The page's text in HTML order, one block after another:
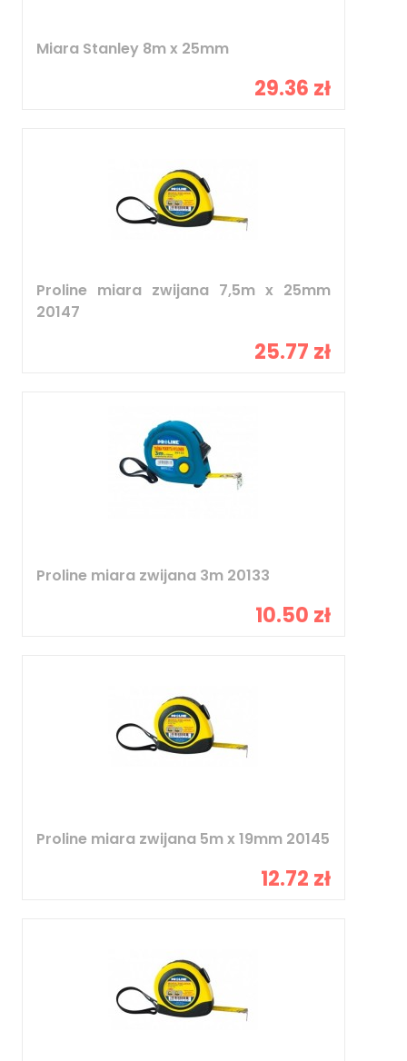
Miara Stanley 8m x 25mm
29.36 zł
Proline miara zwijana 7,5m x 25mm
20147
25.77 zł
Proline miara zwijana 3m 20133
10.50 zł
Proline miara zwijana 5m x 19mm 20145
12.72 zł